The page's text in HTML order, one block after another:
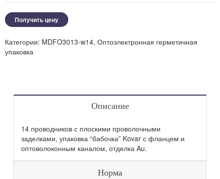
Получить цену
Категории: MDFO3013-w14, Оптоэлектронная герметичная
упаковка
Описание
14 проводников с плоскими проволочными
заделками, упаковка “бабочка” Kovar с фланцем и
оптоволоконным каналом, отделка Au.
Норма